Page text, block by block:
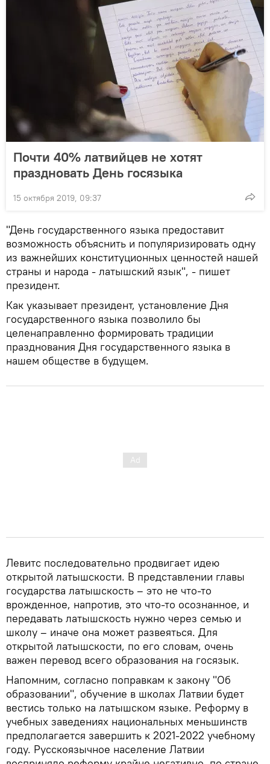
Почти 40% латвийцев не хотят
праздновать День госязыка
15 октября 2019, 09:37
"День государственного языка предоставит
возможность объяснить и популяризировать одну
из важнейших конституционных ценностей нашей
страны и народа - латышский язык", - пишет
президент.
Как указывает президент, установление Дня
государственного языка позволило бы
целенаправленно формировать традиции
празднования Дня государственного языка в
нашем обществе в будущем.
Левитс последовательно продвигает идею
открытой латышскости. В представлении главы
государства латышскость – это не что-то
врожденное, напротив, это что-то осознанное, и
передавать латышскость нужно через семью и
школу – иначе она может развеяться. Для
открытой латышскости, по его словам, очень
важен перевод всего образования на госязык.
Напомним, согласно поправкам к закону "Об
образовании", обучение в школах Латвии будет
вестись только на латышском языке. Реформу в
учебных заведениях национальных меньшинств
предполагается завершить к 2021-2022 учебному
году. Русскоязычное население Латвии